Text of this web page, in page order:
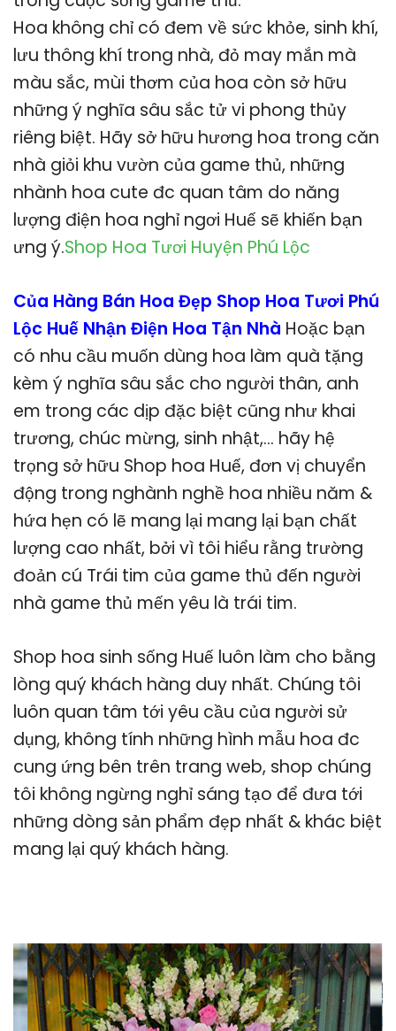
Hoa không chỉ có đem về sức khỏe, sinh khí,
lưu thông khí trong nhà, đỏ may mắn mà
màu sắc, mùi thơm của hoa còn sở hữu
những ý nghĩa sâu sắc tử vi phong thủy
riêng biệt. Hãy sở hữu hương hoa trong căn
nhà giỏi khu vườn của game thủ, những
nhành hoa cute đc quan tâm do năng
lượng điện hoa nghỉ ngơi Huế sẽ khiến bạn
ưng ý.Shop Hoa Tươi Huyện Phú Lộc
Của Hàng Bán Hoa Đẹp Shop Hoa Tươi Phú
Lộc Huế Nhận Điện Hoa Tận Nhà Hoặc bạn
có nhu cầu muốn dùng hoa làm quà tặng
kèm ý nghĩa sâu sắc cho người thân, anh
em trong các dịp đặc biệt cũng như khai
trương, chúc mừng, sinh nhật,… hãy hệ
trọng sở hữu Shop hoa Huế, đơn vị chuyển
động trong nghành nghề hoa nhiều năm &
hứa hẹn có lẽ mang lại mang lại bạn chất
lượng cao nhất, bởi vì tôi hiểu rằng trường
đoản cú Trái tim của game thủ đến người
nhà game thủ mến yêu là trái tim.
Shop hoa sinh sống Huế luôn làm cho bằng
lòng quý khách hàng duy nhất. Chúng tôi
luôn quan tâm tới yêu cầu của người sử
dụng, không tính những hình mẫu hoa đc
cung ứng bên trên trang web, shop chúng
tôi không ngừng nghỉ sáng tạo để đưa tới
những dòng sản phẩm đẹp nhất & khác biệt
mang lại quý khách hàng.